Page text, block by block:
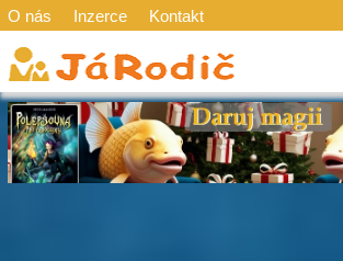
O nás Inzerce Kontakt